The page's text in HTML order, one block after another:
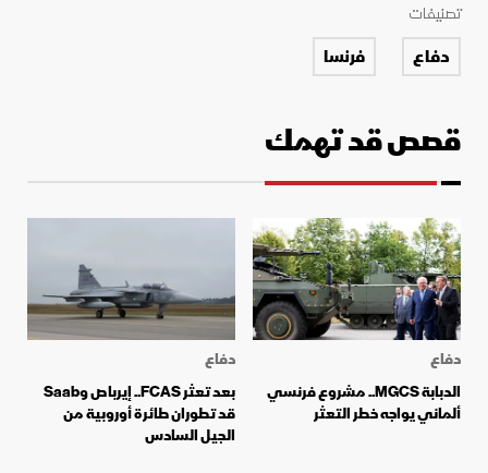
تصنيفات
دفاع فرنسا
قصص قد تهمك
دفاع
الدبابة MGCS.. مشروع فرنسي
ألماني يواجه خطر التعثر
دفاع
بعد تعثر FCAS.. إيرباص وSaab
قد تطوران طائرة أوروبية من
الجيل السادس